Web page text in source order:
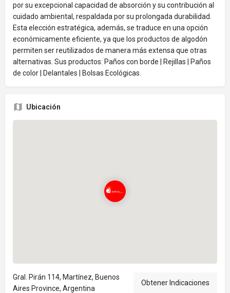
por su excepcional capacidad de absorción y su contribución al
cuidado ambiental, respaldada por su prolongada durabilidad.
Esta elección estratégica, además, se traduce en una opción
económicamente eficiente, ya que los productos de algodón
permiten ser reutilizados de manera más extensa que otras
alternativas. Sus productos: Paños con borde | Rejillas | Paños
de color | Delantales | Bolsas Ecológicas.
Ubicación
Gral. Pirán 114, Martínez, Buenos
Aires Province, Argentina
Obtener Indicaciones